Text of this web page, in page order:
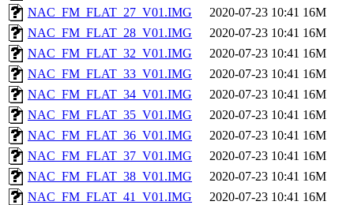
NAC_FM_FLAT_27_V01.IMG
2020-07-23 10:41 16M
NAC_FM_FLAT_28_V01.IMG
2020-07-23 10:41 16M
NAC_FM_FLAT_32_V01.IMG
2020-07-23 10:41 16M
NAC_FM_FLAT_33_V01.IMG
2020-07-23 10:41 16M
NAC_FM_FLAT_34_V01.IMG
2020-07-23 10:41 16M
NAC_FM_FLAT_35_V01.IMG
2020-07-23 10:41 16M
NAC_FM_FLAT_36_V01.IMG
2020-07-23 10:41 16M
NAC_FM_FLAT_37_V01.IMG
2020-07-23 10:41 16M
NAC_FM_FLAT_38_V01.IMG
2020-07-23 10:41 16M
NAC_FM_FLAT_41_V01.IMG
2020-07-23 10:41 16M